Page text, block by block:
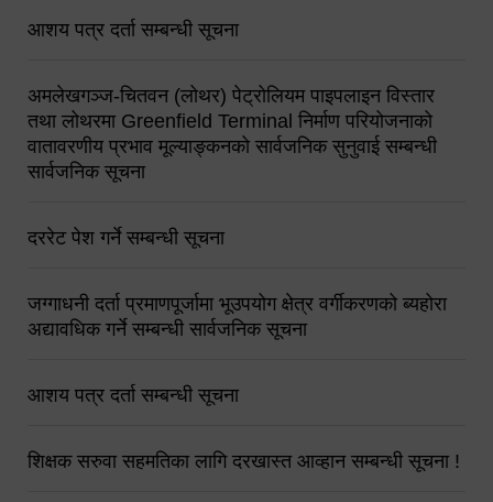
आशय पत्र दर्ता सम्बन्धी सूचना
अमलेखगञ्ज-चितवन (लोथर) पेट्रोलियम पाइपलाइन विस्तार
तथा लोथरमा Greenfield Terminal निर्माण परियोजनाको
वातावरणीय प्रभाव मूल्याङ्कनको सार्वजनिक सुनुवाई सम्बन्धी
सार्वजनिक सूचना
दररेट पेश गर्ने सम्बन्धी सूचना
जग्गाधनी दर्ता प्रमाणपूर्जामा भूउपयोग क्षेत्र वर्गीकरणको ब्यहोरा
अद्यावधिक गर्ने सम्बन्धी सार्वजनिक सूचना
आशय पत्र दर्ता सम्बन्धी सूचना
शिक्षक सरुवा सहमतिका लागि दरखास्त आव्हान सम्बन्धी सूचना !